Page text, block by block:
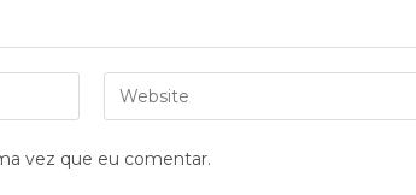
vez que eu comentar.